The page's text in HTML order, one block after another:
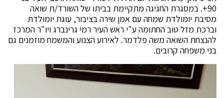
90+. במסגרת החגיגה מתקיימת בביתו של השורד/ת שואה
מסיבת יומולדת שמחה עם אמן שירה בציבור, עוגת יומולדת
וברכת מזל טוב החתומה ע"י ראש העיר רמי גרינברג ויו"ר המרכז
להנצחת השואה משה פלדמר. לאירוע הצנוע והמשמח מוזמנים גם
בני משפחה קרובים.